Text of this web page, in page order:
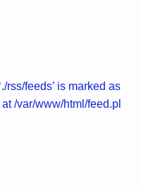
rss/feeds’ is marked as
/var/www/html/feed.pl